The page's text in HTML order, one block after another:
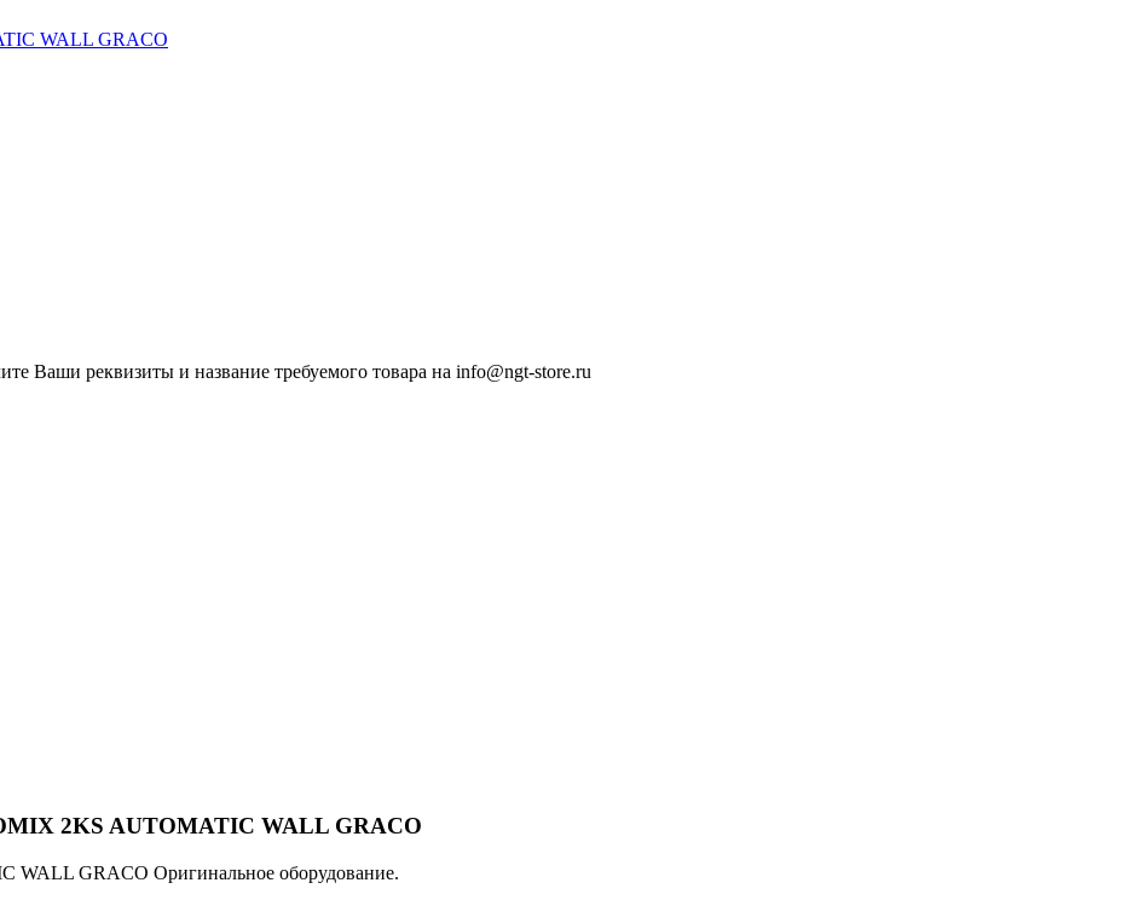
Ваши реквизиты и название требуемого товара на info@ngt-store.ru
2KS AUTOMATIC WALL GRACO
WALL GRACO Оригинальное оборудование.